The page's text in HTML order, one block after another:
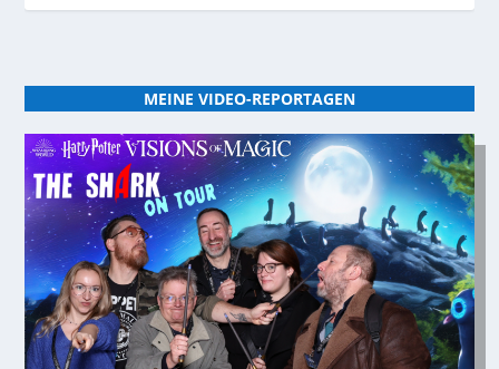
MEINE VIDEO-REPORTAGEN